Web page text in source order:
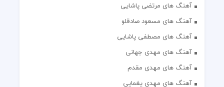
آهنگ های مرتضی پاشایی
آهنگ های مسعود صادقلو
آهنگ های مصطفی پاشایی
آهنگ های مهدی جهانی
آهنگ های مهدی مقدم
آهنگ های مهدی یغمایی